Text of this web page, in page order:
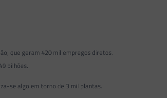
que geram 420 mil empregos diretos.
bilhões.
se algo em torno de 3 mil plantas.